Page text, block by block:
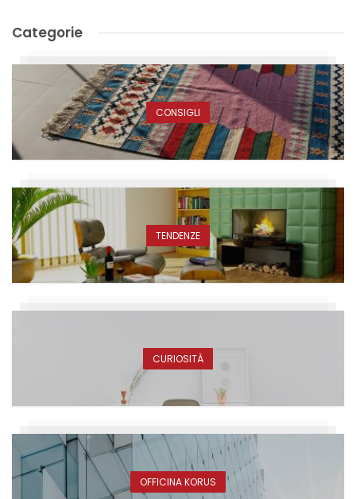
Categorie
CONSIGLI
TENDENZE
CURIOSITÀ
OFFICINA KORUS